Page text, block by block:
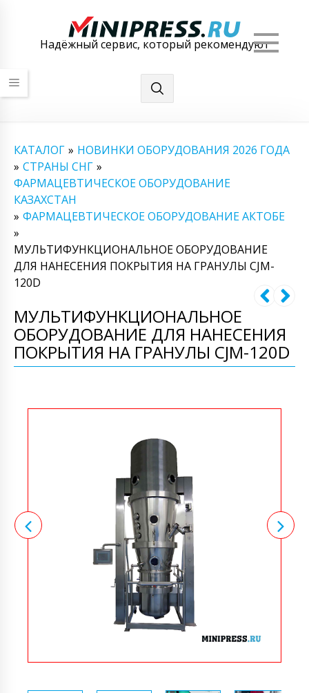
Надёжный сервис, который рекомендуют
КАТАЛОГ » НОВИНКИ ОБОРУДОВАНИЯ 2026 ГОДА
» СТРАНЫ СНГ »
ФАРМАЦЕВТИЧЕСКОЕ ОБОРУДОВАНИЕ
КАЗАХСТАН
» ФАРМАЦЕВТИЧЕСКОЕ ОБОРУДОВАНИЕ АКТОБЕ
»
МУЛЬТИФУНКЦИОНАЛЬНОЕ ОБОРУДОВАНИЕ
ДЛЯ НАНЕСЕНИЯ ПОКРЫТИЯ НА ГРАНУЛЫ CJM-
120D
МУЛЬТИФУНКЦИОНАЛЬНОЕ
ОБОРУДОВАНИЕ ДЛЯ НАНЕСЕНИЯ
ПОКРЫТИЯ НА ГРАНУЛЫ CJM-120D